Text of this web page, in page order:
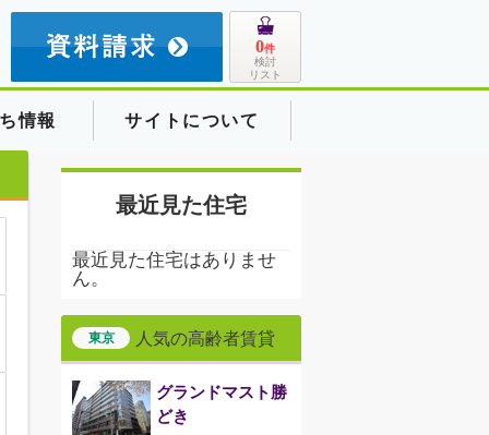
0件
検討
リスト
情報 サイトについて
最近見た住宅
最近見た住宅はありませ
ん。
東京 人気の高齢者賃貸
グランドマスト勝
どき